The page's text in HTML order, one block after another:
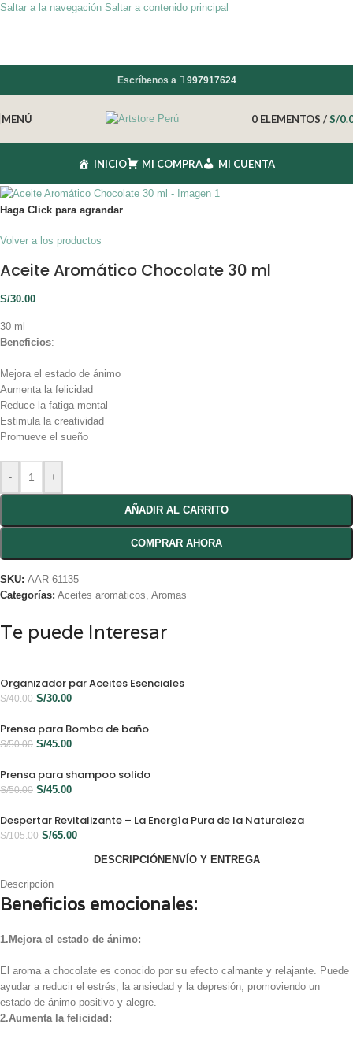
Saltar a la navegación Saltar a contenido principal
Escríbenos a 997917624
MENÚ 0 ELEMENTOS /S/
INICIO MI COMPRA MI CUENTA
Haga Click para agrandar
Volver a los productos
Aceite Aromático Chocolate 30 ml
S/30.00
30 ml
Beneficios:
Mejora el estado de ánimo
Aumenta la felicidad
Reduce la fatiga mental
Estimula la creatividad
Promueve el sueño
- +
AÑADIR AL CARRITO
COMPRAR AHORA
SKU: AAR-61135
Categorías: Aceites aromáticos Aromas
Te puede Interesar
Organizador par Aceites Esenciales
S/40.00 S/30.00
Prensa para Bomba de baño
S/50.00 S/45.00
Prensa para shampoo solido
S/50.00 S/45.00
Despertar Revitalizante – La Energía Pura de la Naturaleza
S/105.00 S/65.00
DESCRIPCIÓNENVÍO Y ENTREGA
Descripción
Beneficios emocionales:
1.Mejora el estado de ánimo:
El aroma a chocolate es conocido por su efecto calmante y relajante. Puede
ayudar a reducir el estrés, la ansiedad y la depresión, promoviendo un
estado de ánimo positivo y alegre.
2.Aumenta la felicidad: